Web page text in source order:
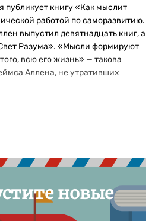
публикует книгу «Как мыслит
работой по саморазвитию.
выпустил девятнадцать книг, а
Разума». «Мысли формируют
всю его жизнь» — такова
Аллена, не утративших
новые